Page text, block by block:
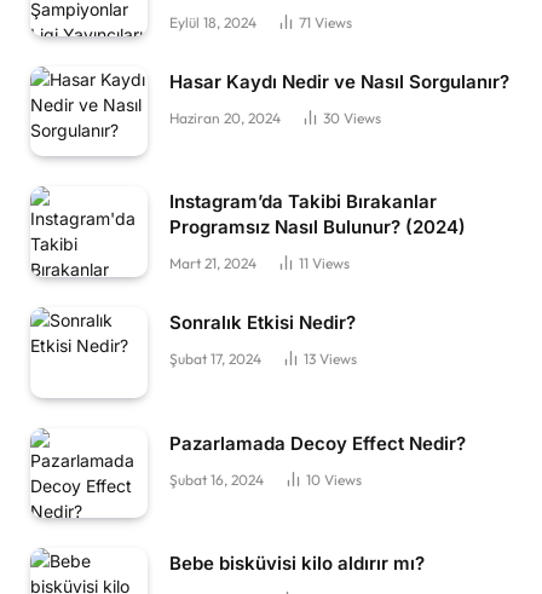
Eylül 18, 2024 71 Views
Hasar Kaydı Nedir ve Nasıl Sorgulanır?
Haziran 20, 2024 30 Views
Instagram’da Takibi Bırakanlar
Programsız Nasıl Bulunur? (2024)
Mart 21, 2024 11 Views
Sonralık Etkisi Nedir?
Şubat 17, 2024 13 Views
Pazarlamada Decoy Effect Nedir?
Şubat 16, 2024 10 Views
Bebe bisküvisi kilo aldırır mı?